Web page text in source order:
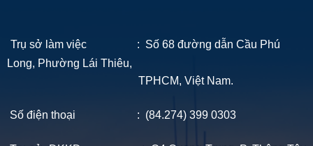
Trụ sở làm việc : Số 68 đường dẫn Cầu Phú
Long, Phường Lái Thiêu,
TPHCM, Việt Nam.
Số điện thoại : (84.274) 399 0303